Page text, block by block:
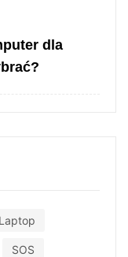
dla
Laptop
SOS